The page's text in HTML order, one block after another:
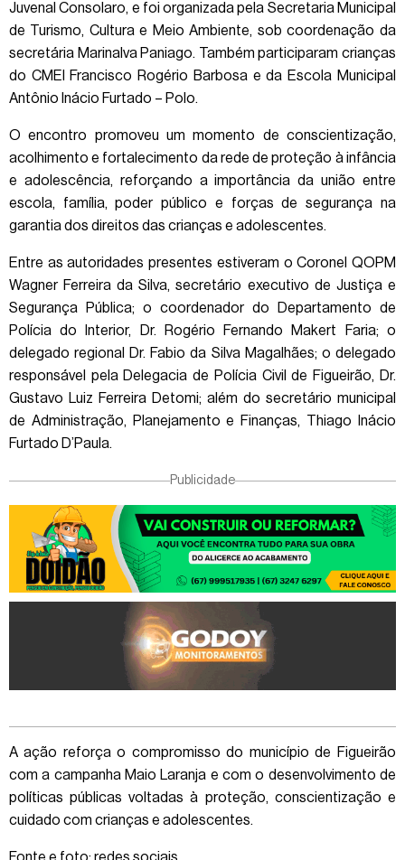
Juvenal Consolaro, e foi organizada pela Secretaria Municipal
de Turismo, Cultura e Meio Ambiente, sob coordenação da
secretária Marinalva Paniago. Também participaram crianças
do CMEI Francisco Rogério Barbosa e da Escola Municipal
Antônio Inácio Furtado – Polo.
O encontro promoveu um momento de conscientização,
acolhimento e fortalecimento da rede de proteção à infância
e adolescência, reforçando a importância da união entre
escola, família, poder público e forças de segurança na
garantia dos direitos das crianças e adolescentes.
Entre as autoridades presentes estiveram o Coronel QOPM
Wagner Ferreira da Silva, secretário executivo de Justiça e
Segurança Pública; o coordenador do Departamento de
Polícia do Interior, Dr. Rogério Fernando Makert Faria; o
delegado regional Dr. Fabio da Silva Magalhães; o delegado
responsável pela Delegacia de Polícia Civil de Figueirão, Dr.
Gustavo Luiz Ferreira Detomi; além do secretário municipal
de Administração, Planejamento e Finanças, Thiago Inácio
Furtado D’Paula.
Publicidade
A ação reforça o compromisso do município de Figueirão
com a campanha Maio Laranja e com o desenvolvimento de
políticas públicas voltadas à proteção, conscientização e
cuidado com crianças e adolescentes.
Fonte e foto: redes sociais